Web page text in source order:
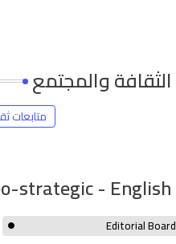
الثقافة والمجتمع
متابعات
strategic - English
Editorial Board